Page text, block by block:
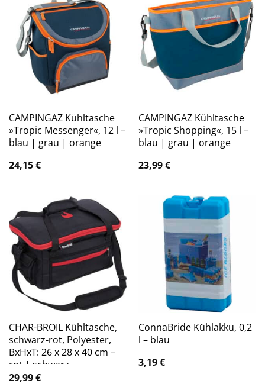
CAMPINGAZ Kühltasche
»Tropic Messenger«, 12 l –
blau | grau | orange
24,15€
CAMPINGAZ Kühltasche
»Tropic Shopping«, 15 l –
blau | grau | orange
23,99€
CHAR-BROIL Kühltasche,
schwarz-rot, Polyester,
BxHxT: 26 x 28 x 40 cm –
rot | schwarz
29,99€
ConnaBride Kühlakku, 0,2
l – blau
3,19€